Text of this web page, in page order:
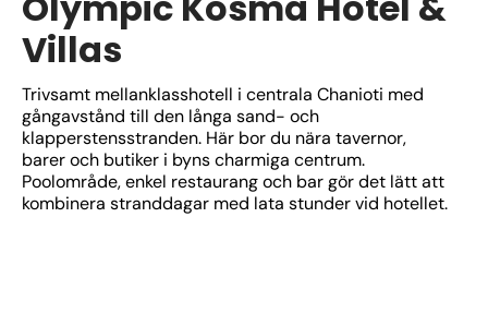
Villas
Trivsamt mellanklasshotell i centrala Chanioti med
gångavstånd till den långa sand- och
klapperstensstranden. Här bor du nära tavernor,
barer och butiker i byns charmiga centrum.
Poolområde, enkel restaurang och bar gör det lätt att
kombinera stranddagar med lata stunder vid hotellet.